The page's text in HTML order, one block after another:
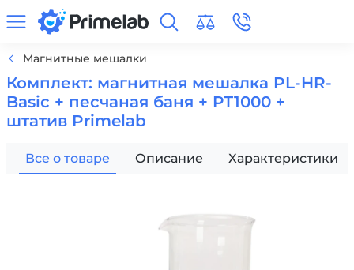
Магнитные мешалки
Комплект: магнитная мешалка PL-HR-
Basic + песчаная баня + PT1000 +
штатив Primelab
Все о товаре Описание Характеристики